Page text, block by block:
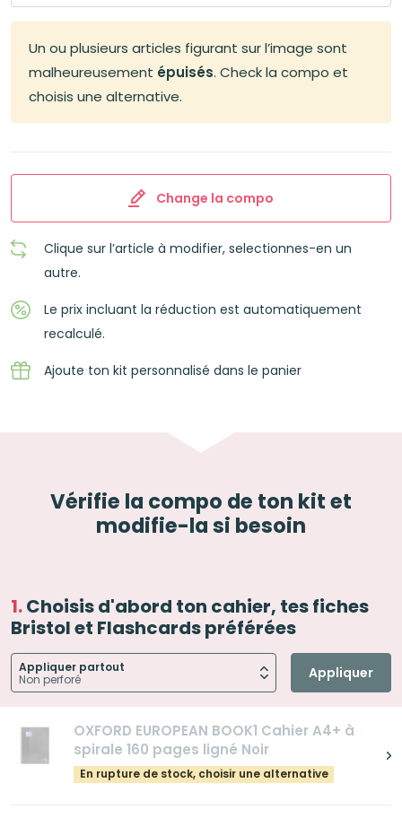
Un ou plusieurs articles figurant sur l’image sont
malheureusement épuisés. Check la compo et
choisis une alternative.
Change la compo
Clique sur l’article à modifier, selectionnes-en un
autre.
Le prix incluant la réduction est automatiquement
recalculé.
Ajoute ton kit personnalisé dans le panier
Vérifie la compo de ton kit et
modifie-la si besoin
Choisis d'abord ton cahier, tes fiches
Bristol et Flashcards préférées
Appliquer partout Appliquer
OXFORD EUROPEAN BOOK1 Cahier A4+ à
spirale 160 pages ligné Noir
En rupture de stock, choisir une alternative